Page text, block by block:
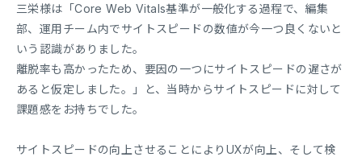
三栄様は「Core Web Vitals基準が一般化する過程で、編集
部、運用チーム内でサイトスピードの数値が今一つ良くないと
いう認識がありました。
離脱率も高かったため、要因の一つにサイトスピードの遅さが
あると仮定しました。」と、当時からサイトスピードに対して
課題感をお持ちでした。
サイトスピードの向上させることによりUXが向上、そして検